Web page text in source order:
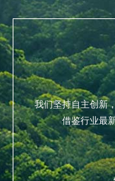
我们坚持自主创新
借鉴行业最